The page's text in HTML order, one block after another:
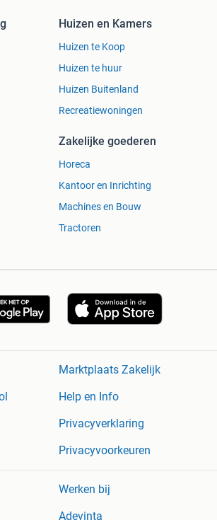
Huizen en Kamers
Huizen te Koop
Huizen te huur
Huizen Buitenland
Recreatiewoningen
Zakelijke goederen
Horeca
Kantoor en Inrichting
Machines en Bouw
Tractoren
Marktplaats Zakelijk
Help en Info
Privacyverklaring
Privacyvoorkeuren
Werken bij
Adevinta